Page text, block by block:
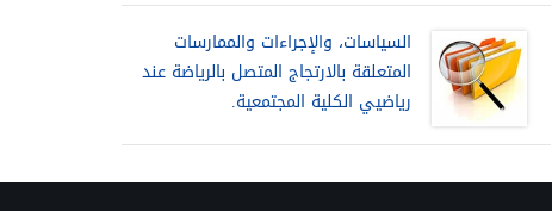
السياسات، والإجراءات والممارسات
المتعلقة بالارتجاج المتصل بالرياضة عند
رياضيي الكلية المجتمعية.